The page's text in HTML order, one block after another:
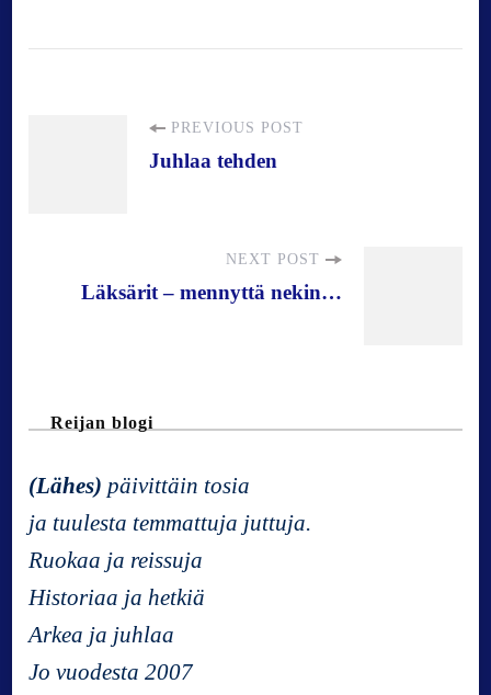
v
i
g
PREVIOUS POST
Juhlaa tehden
NEXT POST
Läksärit – mennyttä nekin…
Reijan blogi
(Lähes) päivittäin tosia
ja tuulesta temmattuja juttuja.
Ruokaa ja reissuja
Historiaa ja hetkiä
Arkea ja juhlaa
Jo vuodesta 2007